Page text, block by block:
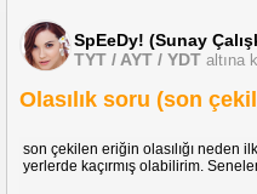
SpEeDy! (Sunay
TYT / AYT / YDT altına
Olasılık soru (son
son çekilen eriğin olasılığı neden
yerlerde kaçırmış olabilirim.